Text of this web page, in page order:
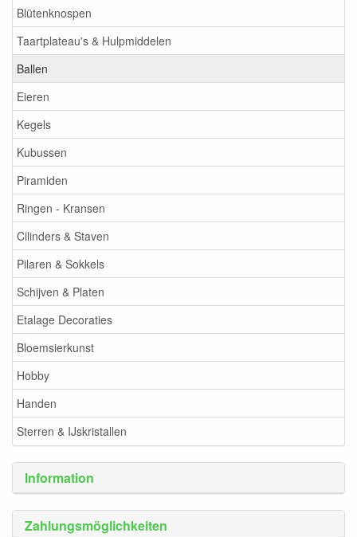
Blütenknospen
Taartplateau's & Hulpmiddelen
Ballen
Eieren
Kegels
Kubussen
Piramiden
Ringen - Kransen
Cilinders & Staven
Pilaren & Sokkels
Schijven & Platen
Etalage Decoraties
Bloemsierkunst
Hobby
Handen
Sterren & IJskristallen
Information
Zahlungsmöglichkeiten